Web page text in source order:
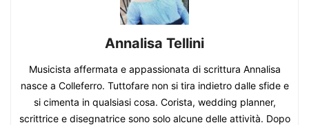
Annalisa Tellini
Musicista affermata e appassionata di scrittura Annalisa
nasce a Colleferro. Tuttofare non si tira indietro dalle sfide e
si cimenta in qualsiasi cosa. Corista, wedding planner,
scrittrice e disegnatrice sono solo alcune delle attività. Dopo